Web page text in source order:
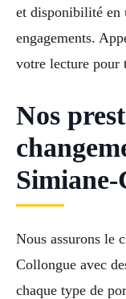
et disponibilité en
engagements.
votre lecture pour
Nos
Simiane-
Nous assurons le
Collongue avec
chaque type de